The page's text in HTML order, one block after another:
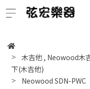
木吉他 , Neowood木
下(木吉他)
Neowood SDN-PWC